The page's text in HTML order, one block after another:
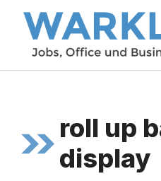
Zum
Inhalt
springen
roll up
display